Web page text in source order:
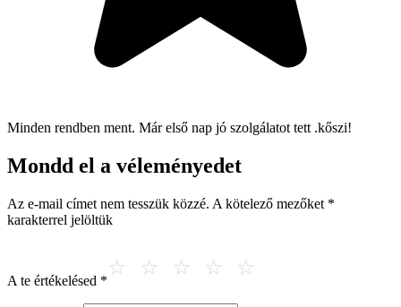
Minden rendben ment. Már első nap jó szolgálatot tett .kőszi!
Mondd el a véleményedet
Az e-mail címet nem tesszük közzé. A kötelező mezőket *
karakterrel jelöltük
A te értékelésed *